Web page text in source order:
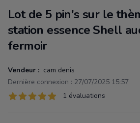
Lot de 5 pin's sur le
station essence Shell
fermoir
Vendeur : cam denis
Dernière connexion : 27/07/2025 15:57
Évaluations
1 sur 5 étoiles 1 évaluations